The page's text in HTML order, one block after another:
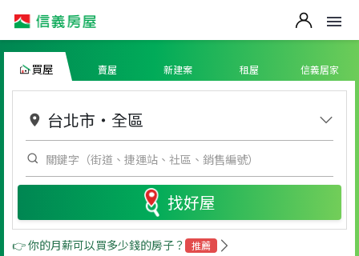
買屋 賣屋 新建案 租屋 信義居家
台北市 ・ 全區
找好屋
👉 你的月薪可以買多少錢的房子？ 推薦